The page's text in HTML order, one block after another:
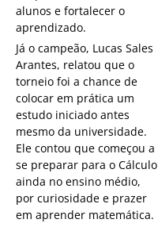
alunos e fortalecer o
aprendizado.
Já o campeão, Lucas Sales
Arantes, relatou que o
torneio foi a chance de
colocar em prática um
estudo iniciado antes
mesmo da universidade.
Ele contou que começou a
se preparar para o Cálculo
ainda no ensino médio,
por curiosidade e prazer
em aprender matemática.